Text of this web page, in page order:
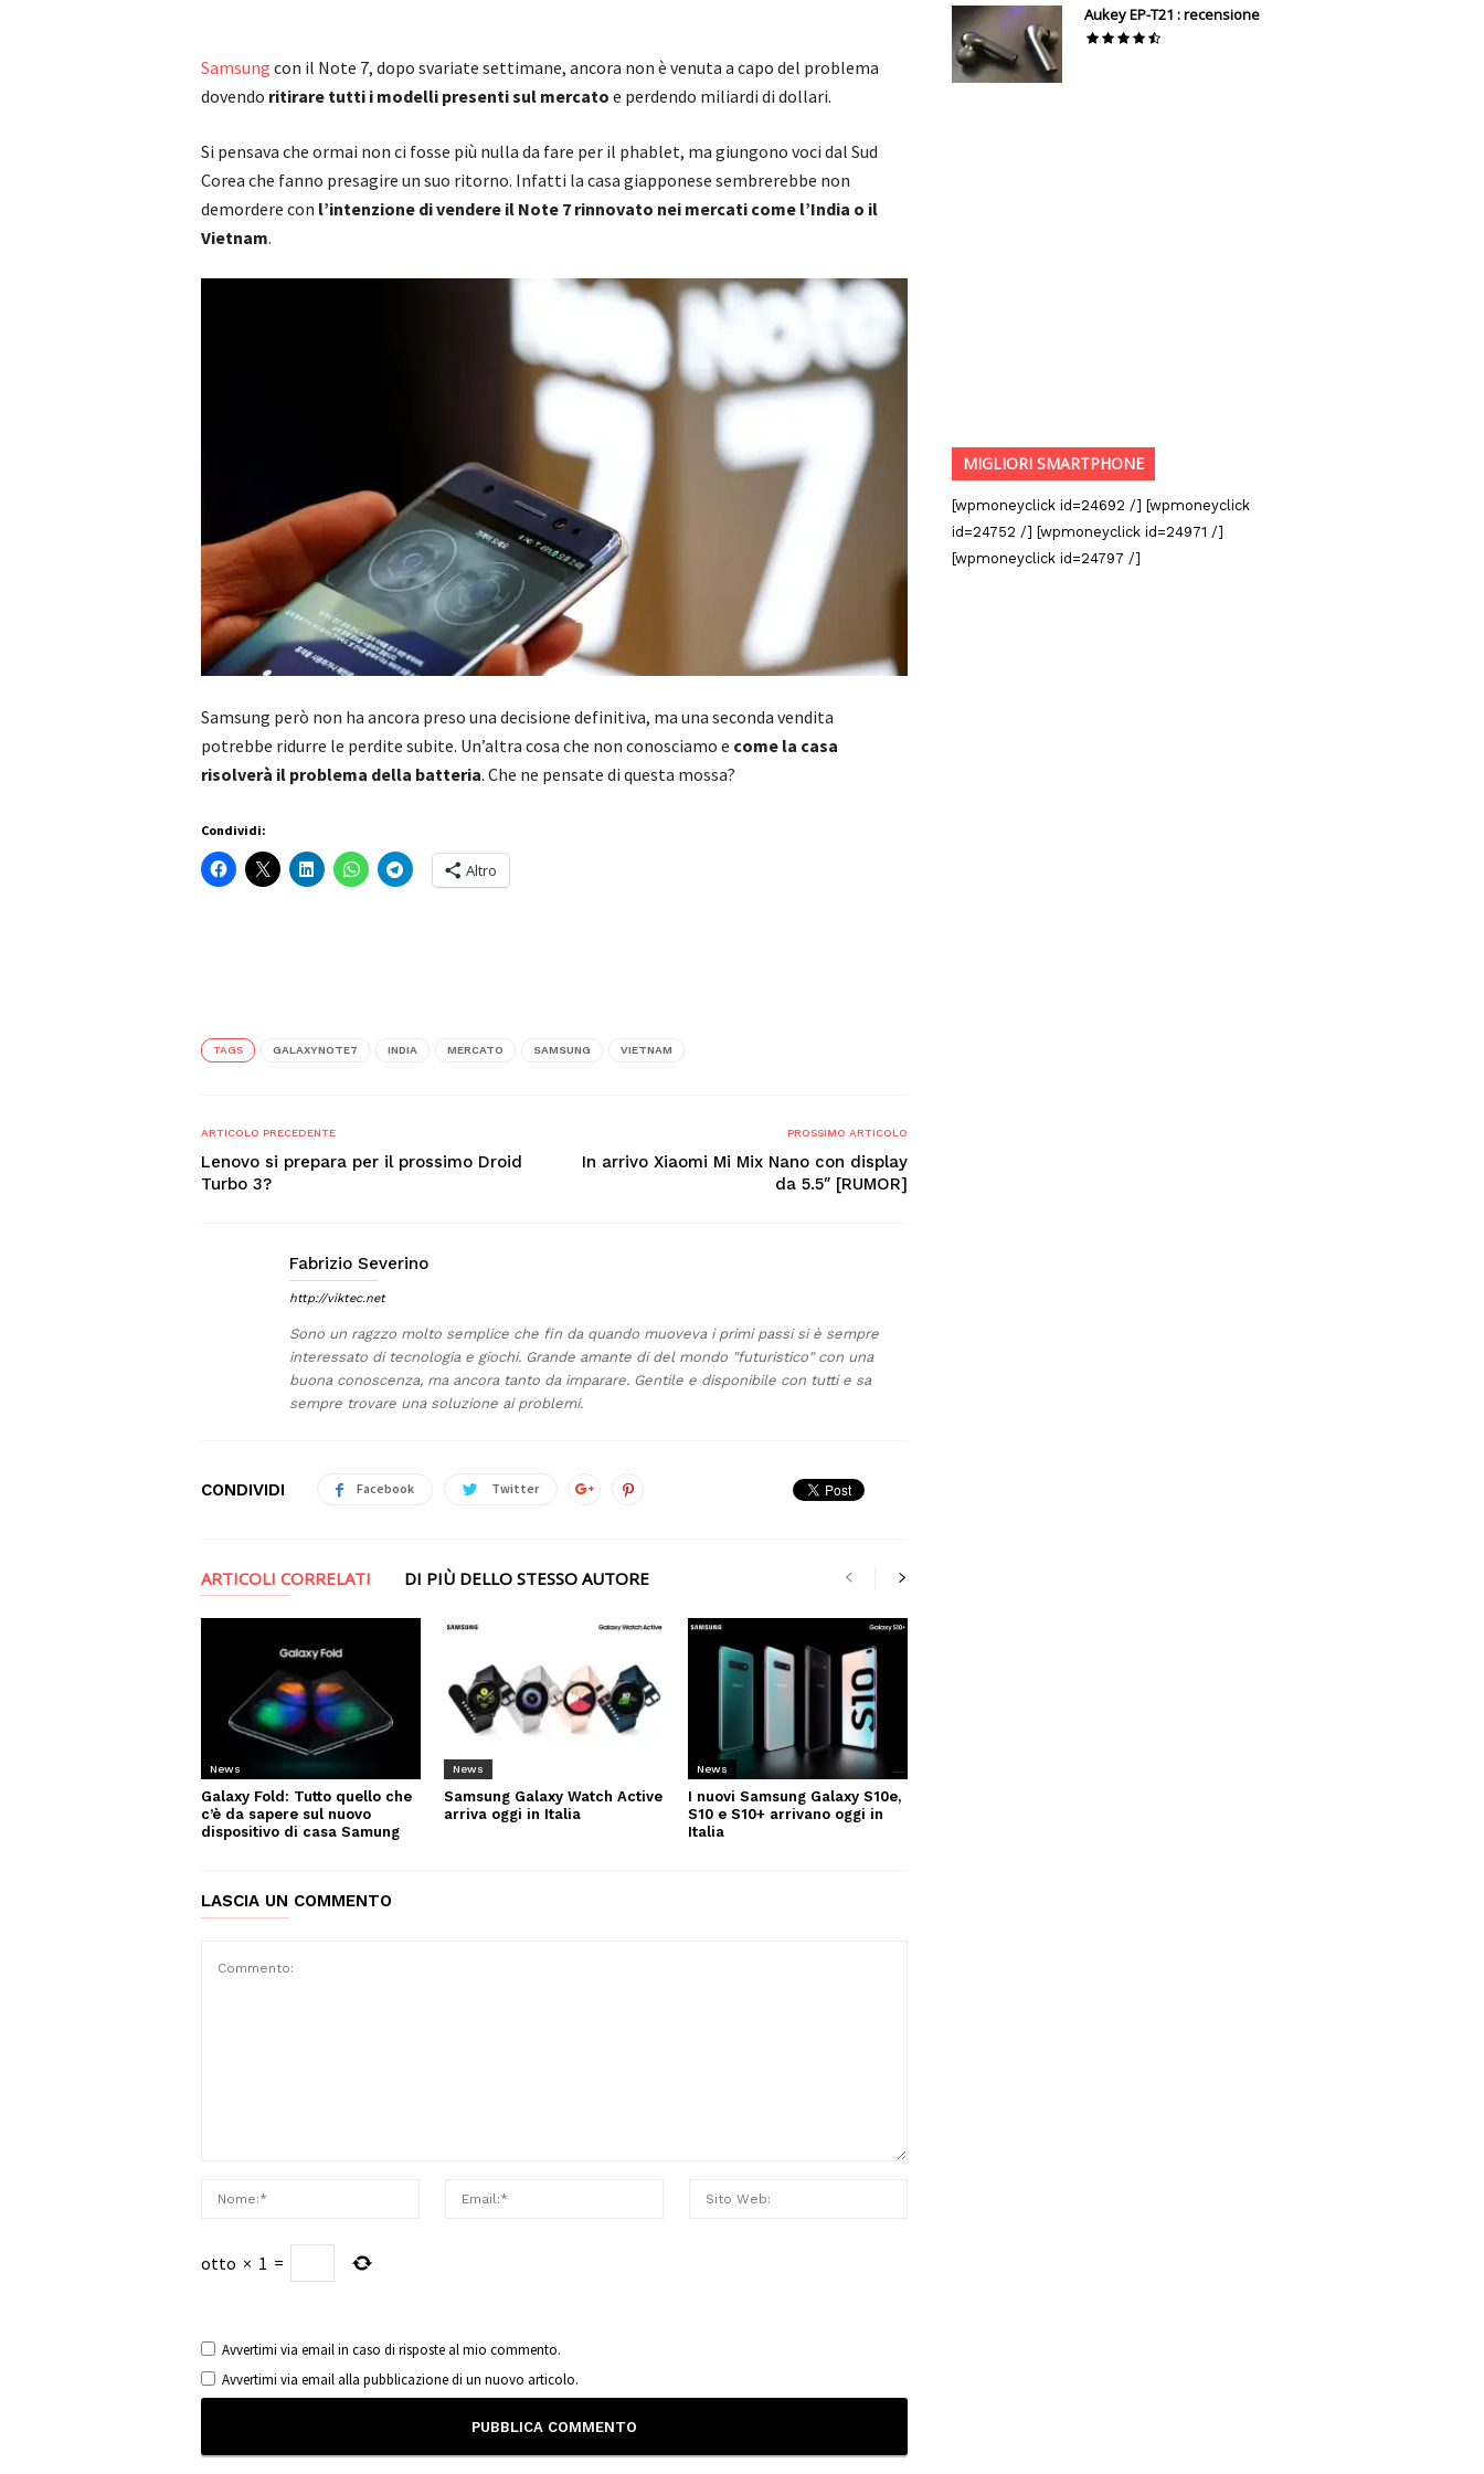
Samsung con il Note 7, dopo svariate settimane, ancora non è venuta a capo del problema
dovendo ritirare tutti i modelli presenti sul mercato e perdendo miliardi di dollari.
Si pensava che ormai non ci fosse più nulla da fare per il phablet, ma giungono voci dal Sud
Corea che fanno presagire un suo ritorno. Infatti la casa giapponese sembrerebbe non
demordere con l’intenzione di vendere il Note 7 rinnovato nei mercati come l’India o il
Vietnam.
Samsung però non ha ancora preso una decisione definitiva, ma una seconda vendita
potrebbe ridurre le perdite subite. Un’altra cosa che non conosciamo e come la casa
risolverà il problema della batteria. Che ne pensate di questa mossa?
Condividi:
Altro
TAGS GALAXYNOTE7 INDIA MERCATO SAMSUNG VIETNAM
ARTICOLO PRECEDENTE
Lenovo si prepara per il prossimo Droid
Turbo 3?
PROSSIMO ARTICOLO
In arrivo Xiaomi Mi Mix Nano con display
da 5.5″ [RUMOR]
Fabrizio Severino
http://viktec.net
Sono un ragzzo molto semplice che fin da quando muoveva i primi passi si è sempre
interessato di tecnologia e giochi. Grande amante di del mondo "futuristico" con una
buona conoscenza, ma ancora tanto da imparare. Gentile e disponibile con tutti e sa
sempre trovare una soluzione ai problemi.
CONDIVIDI Facebook Twitter
ARTICOLI CORRELATI DI PIÙ DELLO STESSO AUTORE
News
Galaxy Fold: Tutto quello che
c’è da sapere sul nuovo
dispositivo di casa Samung
News
Samsung Galaxy Watch Active
arriva oggi in Italia
News
I nuovi Samsung Galaxy S10e,
S10 e S10+ arrivano oggi in
Italia
LASCIA UN COMMENTO
otto × 1 =
Avvertimi via email in caso di risposte al mio commento.
Avvertimi via email alla pubblicazione di un nuovo articolo.
Aukey EP-T21 : recensione
MIGLIORI SMARTPHONE
[wpmoneyclick id=24692 /] [wpmoneyclick
id=24752 /] [wpmoneyclick id=24971 /]
[wpmoneyclick id=24797 /]